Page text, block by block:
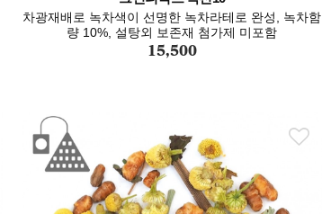
차광재배로 녹차색이 선명한 녹차라테로 완성, 녹차함
량 10%, 설탕외 보존재 첨가제 미포함
15,500